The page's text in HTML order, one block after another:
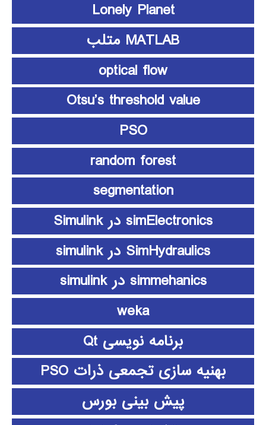
Lonely Planet
MATLAB متلب
optical flow
Otsu’s threshold value
PSO
random forest
segmentation
simElectronics در Simulink
SimHydraulics در simulink
simmehanics در simulink
weka
برنامه نویسی Qt
بهنیه سازی تجمعی ذرات PSO
پیش بینی بورس